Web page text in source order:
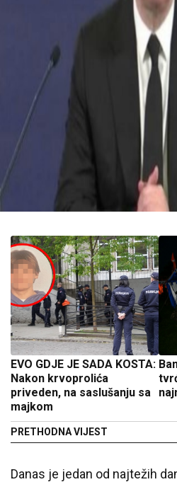
EVO GDJE JE SADA KOSTA:
Nakon krvoprolića
priveden, na saslušanju sa
majkom
PRETHODNA VIJEST
Danas je jedan od najtežih